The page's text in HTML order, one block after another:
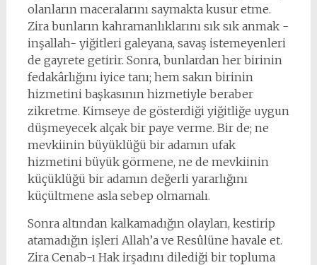
olanların maceralarını saymakta kusur etme.
Zira bunların kahramanlıklarını sık sık anmak -
inşallah- yiğitleri galeyana, savaş istemeyenleri
de gayrete getirir. Sonra, bunlardan her birinin
fedakârlığını iyice tanı; hem sakın birinin
hizmetini başkasının hizmetiyle beraber
zikretme. Kimseye de gösterdiği yiğitliğe uygun
düşmeyecek alçak bir paye verme. Bir de; ne
mevkiinin büyüklüğü bir adamın ufak
hizmetini büyük görmene, ne de mevkiinin
küçüklüğü bir adamın değerli yararlığını
küçültmene asla sebep olmamalı.
Sonra altından kalkamadığın olayları, kestirip
atamadığın işleri Allah’a ve Resûlüne havale et.
Zira Cenab-ı Hak irşadını dilediği bir topluma